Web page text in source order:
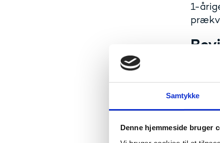
Samtykke
Denne hjemmeside bruger
1-
2019